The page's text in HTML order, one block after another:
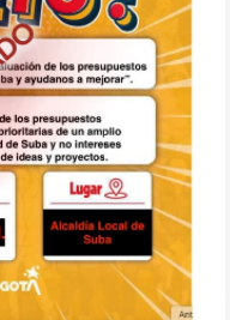
de Suba,
las
?